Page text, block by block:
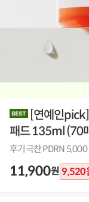
[연예인
패드 135ml (70
후기극찬 PDRN
11,900원 9,520